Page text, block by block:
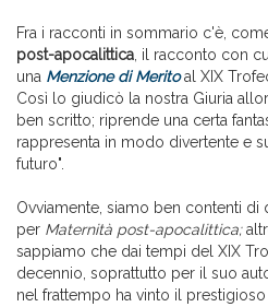
Fra i racconti in sommario c'è,
post-apocalittica , il racconto con
una Menzione di Meritoal XIX
Così lo giudicò la nostra Giuria
ben scritto; riprende una certa
rappresenta in modo divertente e
futuro".
Ovviamente, siamo ben contenti
per Maternità post-apocalittica;
sappiamo che dai tempi del XIX
decennio, soprattutto per il suo
nel frattempo ha vinto il prestigioso